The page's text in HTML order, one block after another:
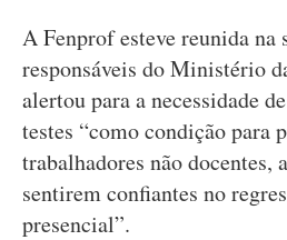
A Fenprof esteve reunida na
responsáveis do Ministério
alertou para a necessidade
testes “como condição para
trabalhadores não docentes,
sentirem confiantes no
presencial”.